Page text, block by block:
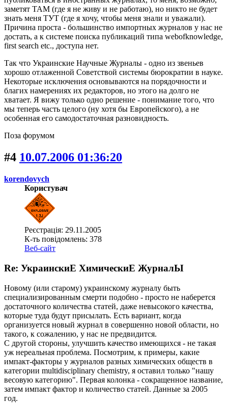
заметят ТАМ (где я не живу и не работаю), но никто не будет
знать меня ТУТ (где я хочу, чтобы меня знали и уважали).
Причина проста - большинство импортных журналов у нас не
достать, а к системе поиска публикаций типа webofknowledge,
first search etc., доступа нет.
Так что Украинские Научные Журналы - одно из звеньев
хорошо отлаженной Советствой системы бюрократии в науке.
Некоторые исключения основываются на порядочности и
благих намерениях их редакторов, но этого на долго не
хватает. Я вижу только одно решение - понимание того, что
мы теперь часть целого (ну хотя бы Европейского), а не
особенная его самодостаточная разновидность.
Поза форумом
#4 10.07.2006 01:36:20
korendovych
Користувач
Реєстрація: 29.11.2005
К-ть повідомлень: 378
Веб-сайт
Re: УкраинскиЕ ХимическиЕ ЖурналЫ
Новому (или старому) украинскому журналу быть
специализированным смерти подобно - просто не наберется
достаточного количества статей, даже невысокого качества,
которые туда будут присылать. Есть вариант, когда
организуется новый журнал в совершенно новой области, но
такого, к сожалению, у нас не предвидится.
С другой стороны, улучшить качество имеющихся - не такая
уж нереальная проблема. Посмотрим, к примеры, какие
импакт-факторы у журналов разных химических обществ в
категории multidisciplinary chemistry, я оставил только "нашу
весовую категорию". Первая колонка - сокращенное название,
затем импакт фактор и количество статей. Данные за 2005
год.